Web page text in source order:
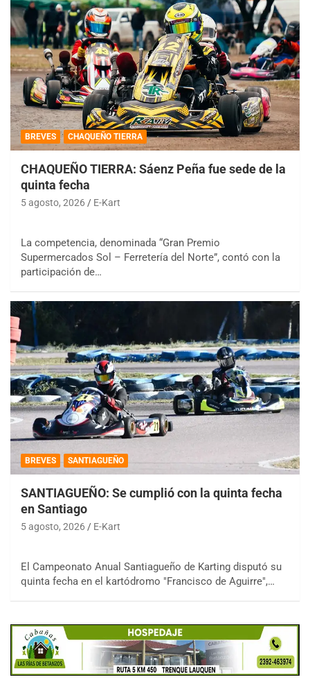
BREVES CHAQUEÑO TIERRA
CHAQUEÑO TIERRA: Sáenz Peña fue sede de la
quinta fecha
5 agosto, 2026 E-Kart
La competencia, denominada “Gran Premio
Supermercados Sol – Ferretería del Norte”, contó con la
participación de…
BREVES SANTIAGUEÑO
SANTIAGUEÑO: Se cumplió con la quinta fecha
en Santiago
5 agosto, 2026 E-Kart
El Campeonato Anual Santiagueño de Karting disputó su
quinta fecha en el kartódromo "Francisco de Aguirre",…